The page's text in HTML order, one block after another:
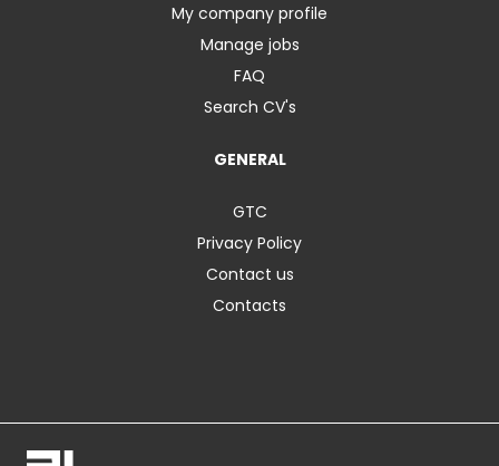
My company profile
Manage jobs
FAQ
Search CV's
GENERAL
GTC
Privacy Policy
Contact us
Contacts